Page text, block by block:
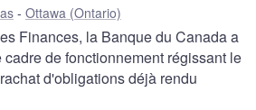
Ottawa (Ontario)
Finances, la Banque du Canada a
de fonctionnement régissant le
d'obligations déjà rendu